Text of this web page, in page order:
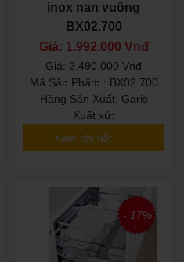
inox nan vuông
BX02.700
Giá: 1.992.000 Vnđ
Giá: 2.490.000 Vnđ
Mã Sản Phẩm : BX02.700
Hãng Sản Xuất: Garis
Xuất xứ:
Xem chi tiết
- 17%